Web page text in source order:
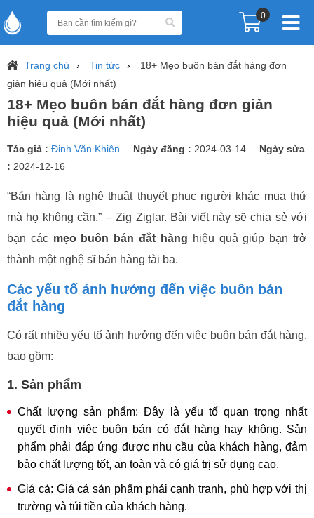
0
Trang chủ Tin tức
18+ Mẹo buôn bán đắt hàng đơn
giản hiệu quả (Mới nhất)
18+ Mẹo buôn bán đắt hàng đơn giản
hiệu quả (Mới nhất)
Tác giả : Đinh Văn Khiên Ngày đăng : 2024-03-14
Ngày sửa
: 2024-12-16
“Bán hàng là nghệ thuật thuyết phục người khác mua thứ
mà họ không cần.” – Zig Ziglar. Bài viết này sẽ chia sẻ với
bạn các mẹo buôn bán đắt hàng hiệu quả giúp bạn trở
thành một nghệ sĩ bán hàng tài ba.
Các yếu tố ảnh hưởng đến việc buôn bán
đắt hàng
Có rất nhiều yếu tố ảnh hưởng đến việc buôn bán đắt hàng,
bao gồm:
1. Sản phẩm
Chất lượng sản phẩm: Đây là yếu tố quan trọng nhất
quyết định việc buôn bán có đắt hàng hay không. Sản
phẩm phải đáp ứng được nhu cầu của khách hàng, đảm
bảo chất lượng tốt, an toàn và có giá trị sử dụng cao.
Giá cả: Giá cả sản phẩm phải cạnh tranh, phù hợp với thị
trường và túi tiền của khách hàng.